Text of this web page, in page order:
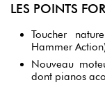
LES POINTS
Toucher
Hammer
Nouveau
dont pianos